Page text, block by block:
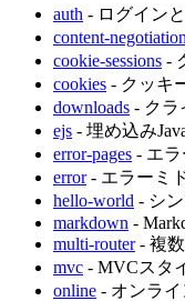
auth - ログイン
content-negotiation
cookie-sessions -
cookies - クッキ
downloads - クラ
ejs - 埋め込み
error-pages - エ
error- エラーミ
hello-world - シ
markdown -
multi-router- 複
mvc - MVCスタ
online - オンラ